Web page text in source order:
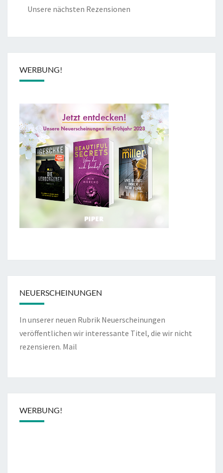
Unsere nächsten Rezensionen
WERBUNG!
NEUERSCHEINUNGEN
In unserer neuen Rubrik Neuerscheinungen
veröffentlichen wir interessante Titel, die wir nicht
rezensieren. Mail
WERBUNG!